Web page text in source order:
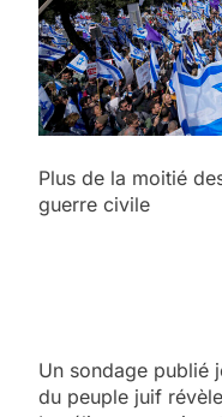
Plus de la moitié
guerre civile
Un sondage publié
du peuple juif